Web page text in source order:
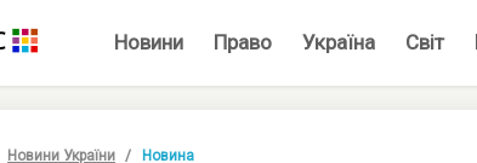
Новини Право Україна Світ
Новини України Новина